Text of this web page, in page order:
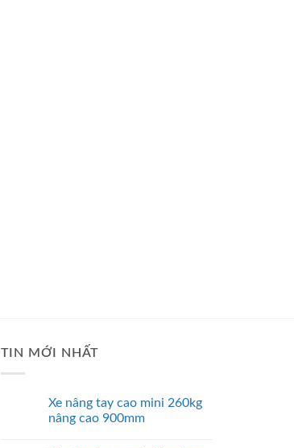
TIN MỚI NHẤT
Xe nâng tay cao mini 260kg
nâng cao 900mm